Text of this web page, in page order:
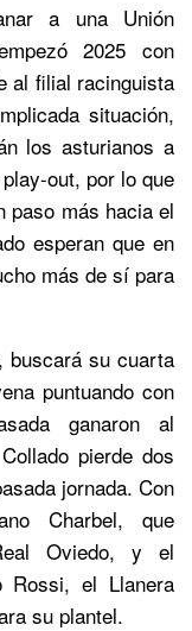
a una Unión
2025 con
al filial racinguista
situación,
los asturianos a
out, por lo que
paso más hacia el
esperan que en
más de sí para
buscará su cuarta
puntuando con
ganaron al
pierde dos
jornada. Con
Charbel, que
Oviedo, y el
Rossi, el Llanera
su plantel.